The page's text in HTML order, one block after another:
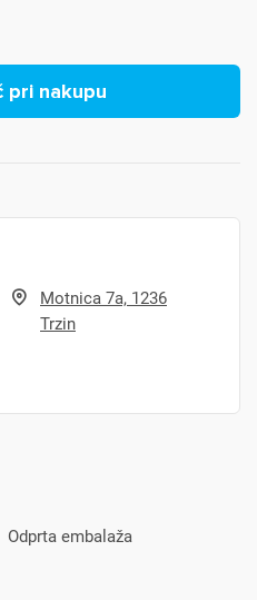
pri nakupu
Odprta embalaža
Motnica 7a, 1236
Trzin